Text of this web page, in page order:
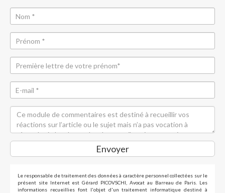
Envoyer
Le responsable de traitement des données à caractère personnel collectées sur le
présent site Internet est Gérard PICOVSCHI, Avocat au Barreau de Paris. Les
informations recueillies font l'objet d'un traitement informatique destiné à